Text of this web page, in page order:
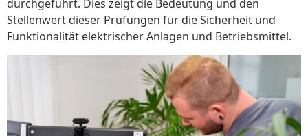
durchgeführt. Dies zeigt die Bedeutung und den
Stellenwert dieser Prüfungen für die Sicherheit und
Funktionalität elektrischer Anlagen und Betriebsmittel.